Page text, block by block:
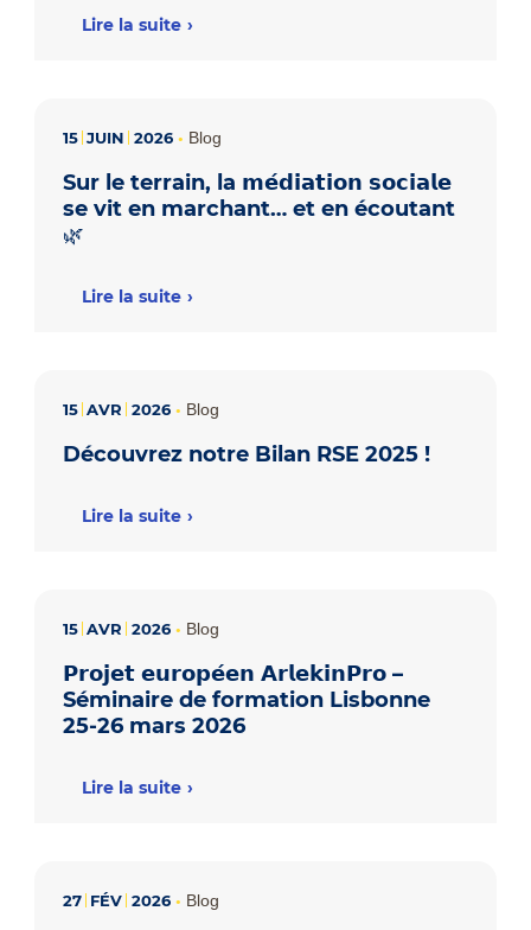
Lire la suite
15 JUIN 2026• Blog
Sur le terrain, la 𝗺𝗲́𝗱𝗶𝗮𝘁𝗶𝗼𝗻 𝘀𝗼𝗰𝗶𝗮𝗹𝗲
se vit en marchant… et en écoutant
🌿
Lire la suite
15 AVR 2026• Blog
Découvrez notre Bilan RSE 2025 !
Lire la suite
15 AVR 2026• Blog
𝗣𝗿𝗼𝗷𝗲𝘁 𝗲𝘂𝗿𝗼𝗽𝗲́𝗲𝗻 𝗔𝗿𝗹𝗲𝗸𝗶𝗻𝗣𝗿𝗼 –
Séminaire de formation Lisbonne
25-26 mars 2026
Lire la suite
27 FÉV 2026• Blog